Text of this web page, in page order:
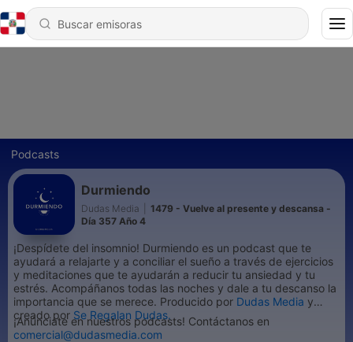
Podcasts
Durmiendo
Dudas Media
1479 - Vuelve al presente y descansa -
Día 357 Año 4
¡Despídete del insomnio! Durmiendo es un podcast que te
ayudará a relajarte y a conciliar el sueño a través de ejercicios
y meditaciones que te ayudarán a reducir tu ansiedad y tu
estrés. Acompáñanos todas las noches y dale a tu descanso la
importancia que se merece. Producido por Dudas Media y
creado por Se Regalan Dudas.
¡Anúnciate en nuestros podcasts! Contáctanos en
comercial@dudasmedia.com